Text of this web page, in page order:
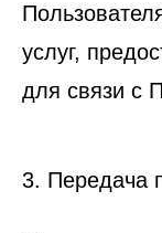
услуг,
для связи с
3. Передача